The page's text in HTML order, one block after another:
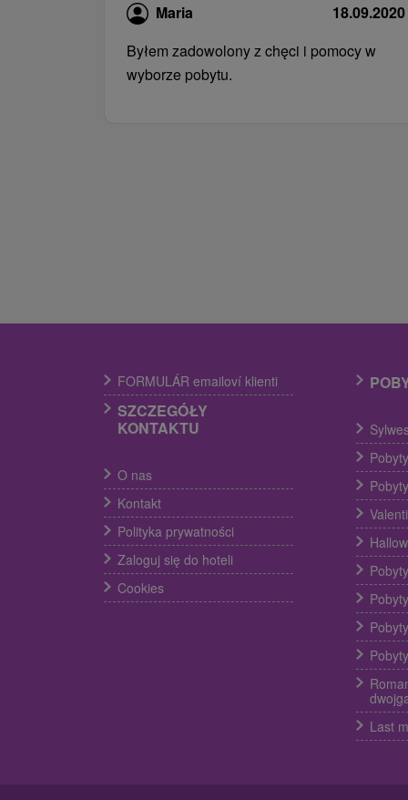
Maria
18.09.2020
Byłem zadowolony z chęci i pomocy w
wyborze pobytu.
FORMULÁR emailoví klienti
SZCZEGÓŁY
KONTAKTU
O nas
Kontakt
Polityka prywatności
Zaloguj się do hoteli
Cookies
Last